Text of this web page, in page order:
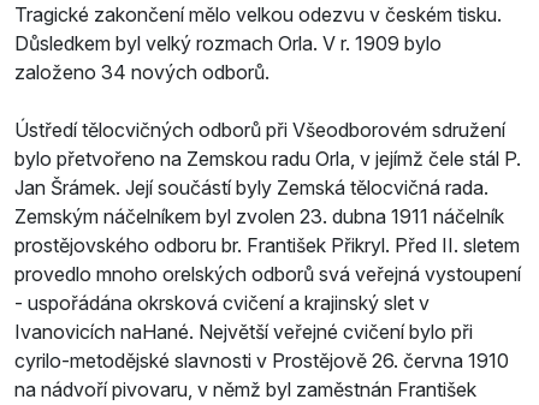
Tragické zakončení mělo velkou odezvu v českém tisku.
Důsledkem byl velký rozmach Orla. V r. 1909 bylo
založeno 34 nových odborů.
Ústředí tělocvičných odborů při Všeodborovém sdružení
bylo přetvořeno na Zemskou radu Orla, v jejímž čele stál P.
Jan Šrámek. Její součástí byly Zemská tělocvičná rada.
Zemským náčelníkem byl zvolen 23. dubna 1911 náčelník
prostějovského odboru br. František Přikryl. Před II. sletem
provedlo mnoho orelských odborů svá veřejná vystoupení
- uspořádána okrsková cvičení a krajinský slet v
Ivanovicích naHané. Největší veřejné cvičení bylo při
cyrilo-metodějské slavnosti v Prostějově 26. června 1910
na nádvoří pivovaru, v němž byl zaměstnán František